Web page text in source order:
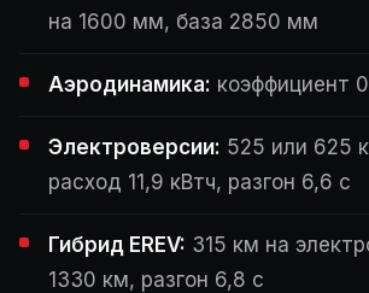
на 1600 мм, база 2850 мм
Аэродинамика: коэффициент
Электроверсии: 525 или 625
расход 11,9 кВтч, разгон 6,6 с
Гибрид EREV: 315 км на
1330 км, разгон 6,8 с